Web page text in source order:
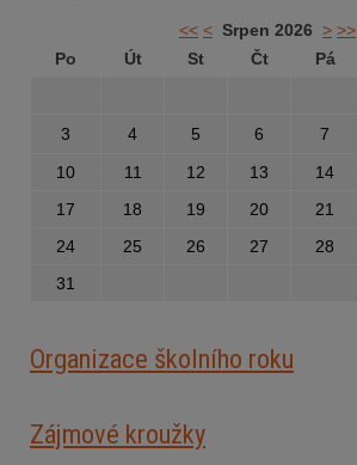
<< < Srpen 2026 > >>
Po
Út St Čt Pá
3
4 5 6 7
10
11 12 13 14
17
18 19 20 21
24
25 26 27 28
31
Organizace školního roku
Zájmové kroužky